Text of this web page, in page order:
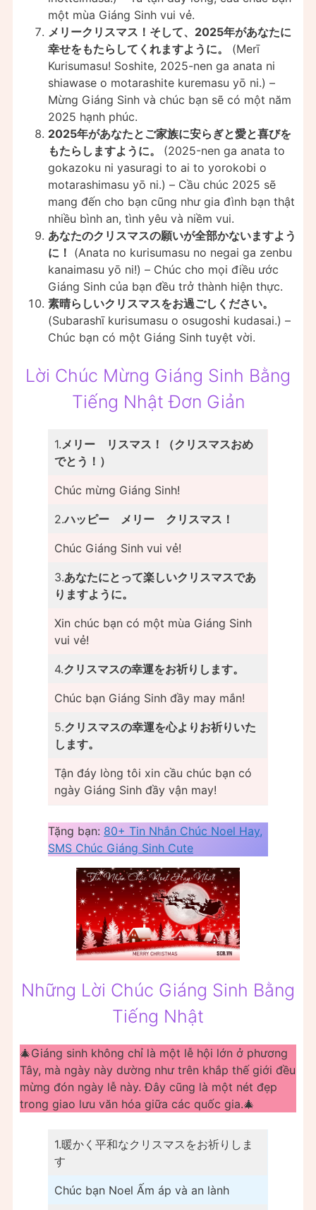
một mùa Giáng Sinh vui vẻ.
メリークリスマス！そして、2025年があなたに
幸せをもたらしてくれますように。
(Merī
Kurisumasu! Soshite, 2025-nen ga anata ni
shiawase o motarashite kuremasu yō ni.) –
Mừng Giáng Sinh và chúc bạn sẽ có một năm
2025 hạnh phúc.
2025年があなたとご家族に安らぎと愛と喜びを
もたらしますように。 (2025-nen ga anata to
gokazoku ni yasuragi to ai to yorokobi o
motarashimasu yō ni.) – Cầu chúc 2025 sẽ
mang đến cho bạn cũng như gia đình bạn thật
nhiều bình an, tình yêu và niềm vui.
あなたのクリスマスの願いが全部かないますよう
に！ (Anata no kurisumasu no negai ga zenbu
kanaimasu yō ni!) – Chúc cho mọi điều ước
Giáng Sinh của bạn đều trở thành hiện thực.
素晴らしいクリスマスをお過ごしください。
(Subarashī kurisumasu o osugoshi kudasai.) –
Chúc bạn có một Giáng Sinh tuyệt vời.
Lời Chúc Mừng Giáng Sinh Bằng
Tiếng Nhật Đơn Giản
1.メリー リスマス！（クリスマスおめ
でとう！）
Chúc mừng Giáng Sinh!
2.ハッピー メリー クリスマス！
Chúc Giáng Sinh vui vẻ!
3.あなたにとって楽しいクリスマスであ
りますように。
Xin chúc bạn có một mùa Giáng Sinh
vui vẻ!
4.クリスマスの幸運をお祈りします。
Chúc bạn Giáng Sinh đầy may mắn!
5.クリスマスの幸運を心よりお祈りいた
します。
Tận đáy lòng tôi xin cầu chúc bạn có
ngày Giáng Sinh đầy vận may!
Tặng bạn: 80+ Tin Nhắn Chúc Noel Hay,
SMS Chúc Giáng Sinh Cute
Những Lời Chúc Giáng Sinh Bằng
Tiếng Nhật
🎄Giáng sinh không chỉ là một lễ hội lớn ở phương
Tây, mà ngày này dường như trên khắp thế giới đều
mừng đón ngày lễ này. Đây cũng là một nét đẹp
trong giao lưu văn hóa giữa các quốc gia.🎄
1.暖かく平和なクリスマスをお祈りしま
す
Chúc bạn Noel Ấm áp và an lành